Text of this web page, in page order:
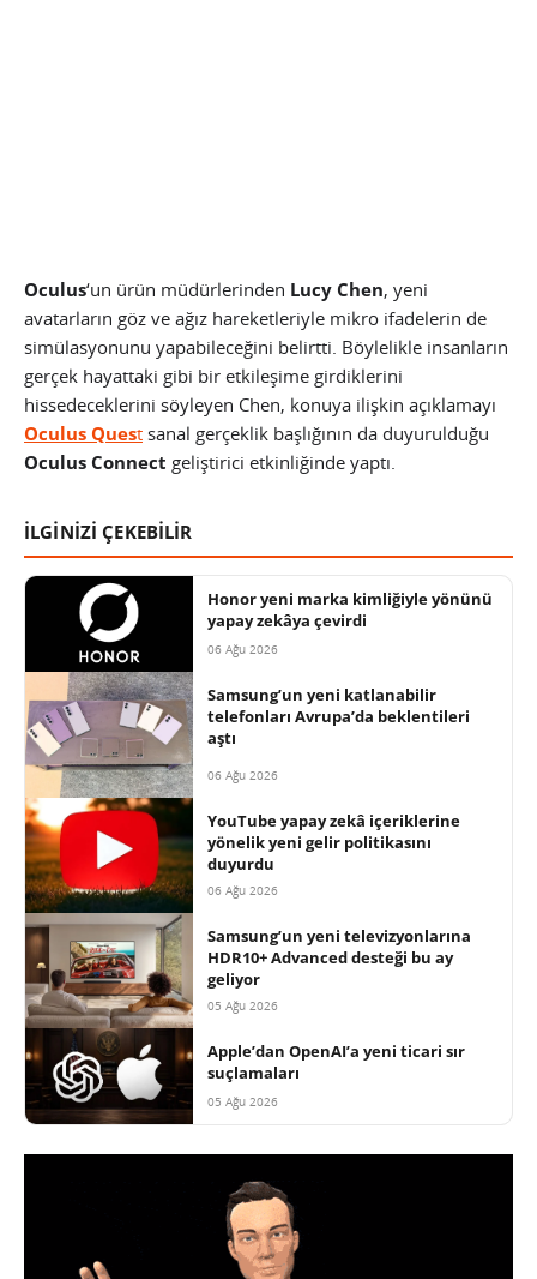
Oculus‘un ürün müdürlerinden Lucy Chen, yeni
avatarların göz ve ağız hareketleriyle mikro ifadelerin de
simülasyonunu yapabileceğini belirtti. Böylelikle insanların
gerçek hayattaki gibi bir etkileşime girdiklerini
hissedeceklerini söyleyen Chen, konuya ilişkin açıklamayı
Oculus Quest sanal gerçeklik başlığının da duyurulduğu
Oculus Connect geliştirici etkinliğinde yaptı.
İLGİNİZİ ÇEKEBİLİR
Honor yeni marka kimliğiyle yönünü
yapay zekâya çevirdi
06 Ağu 2026
Samsung’un yeni katlanabilir
telefonları Avrupa’da beklentileri
aştı
06 Ağu 2026
YouTube yapay zekâ içeriklerine
yönelik yeni gelir politikasını
duyurdu
06 Ağu 2026
Samsung’un yeni televizyonlarına
HDR10+ Advanced desteği bu ay
geliyor
05 Ağu 2026
Apple’dan OpenAI’a yeni ticari sır
suçlamaları
05 Ağu 2026